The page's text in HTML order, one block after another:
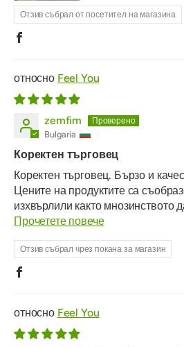
Отзив събрал от посетител на магазина
Feel You
zemfim
Bulgaria
Коректен търговец
Коректен търговец. Бързо и
Цените на продуктите са
изхвърлили както мнозинството
Прочетете повече
Отзив събрал чрез покана за магазин
Feel You